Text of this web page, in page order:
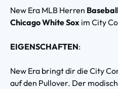
New Era MLB Herren
Chicago White Sox im City
EIGENSCHAFTEN:
New Era bringt dir die City
auf den Pullover. Der